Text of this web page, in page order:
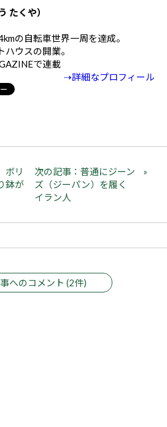
たくや）
の自転車世界一周を達成。
ウスの開業。
で連載
⇢詳細なプロフィール
ボリ
鉢が
次の記事：普通にジーン
ズ（ジーパン）を履く
イラン人
へのコメント (2件)